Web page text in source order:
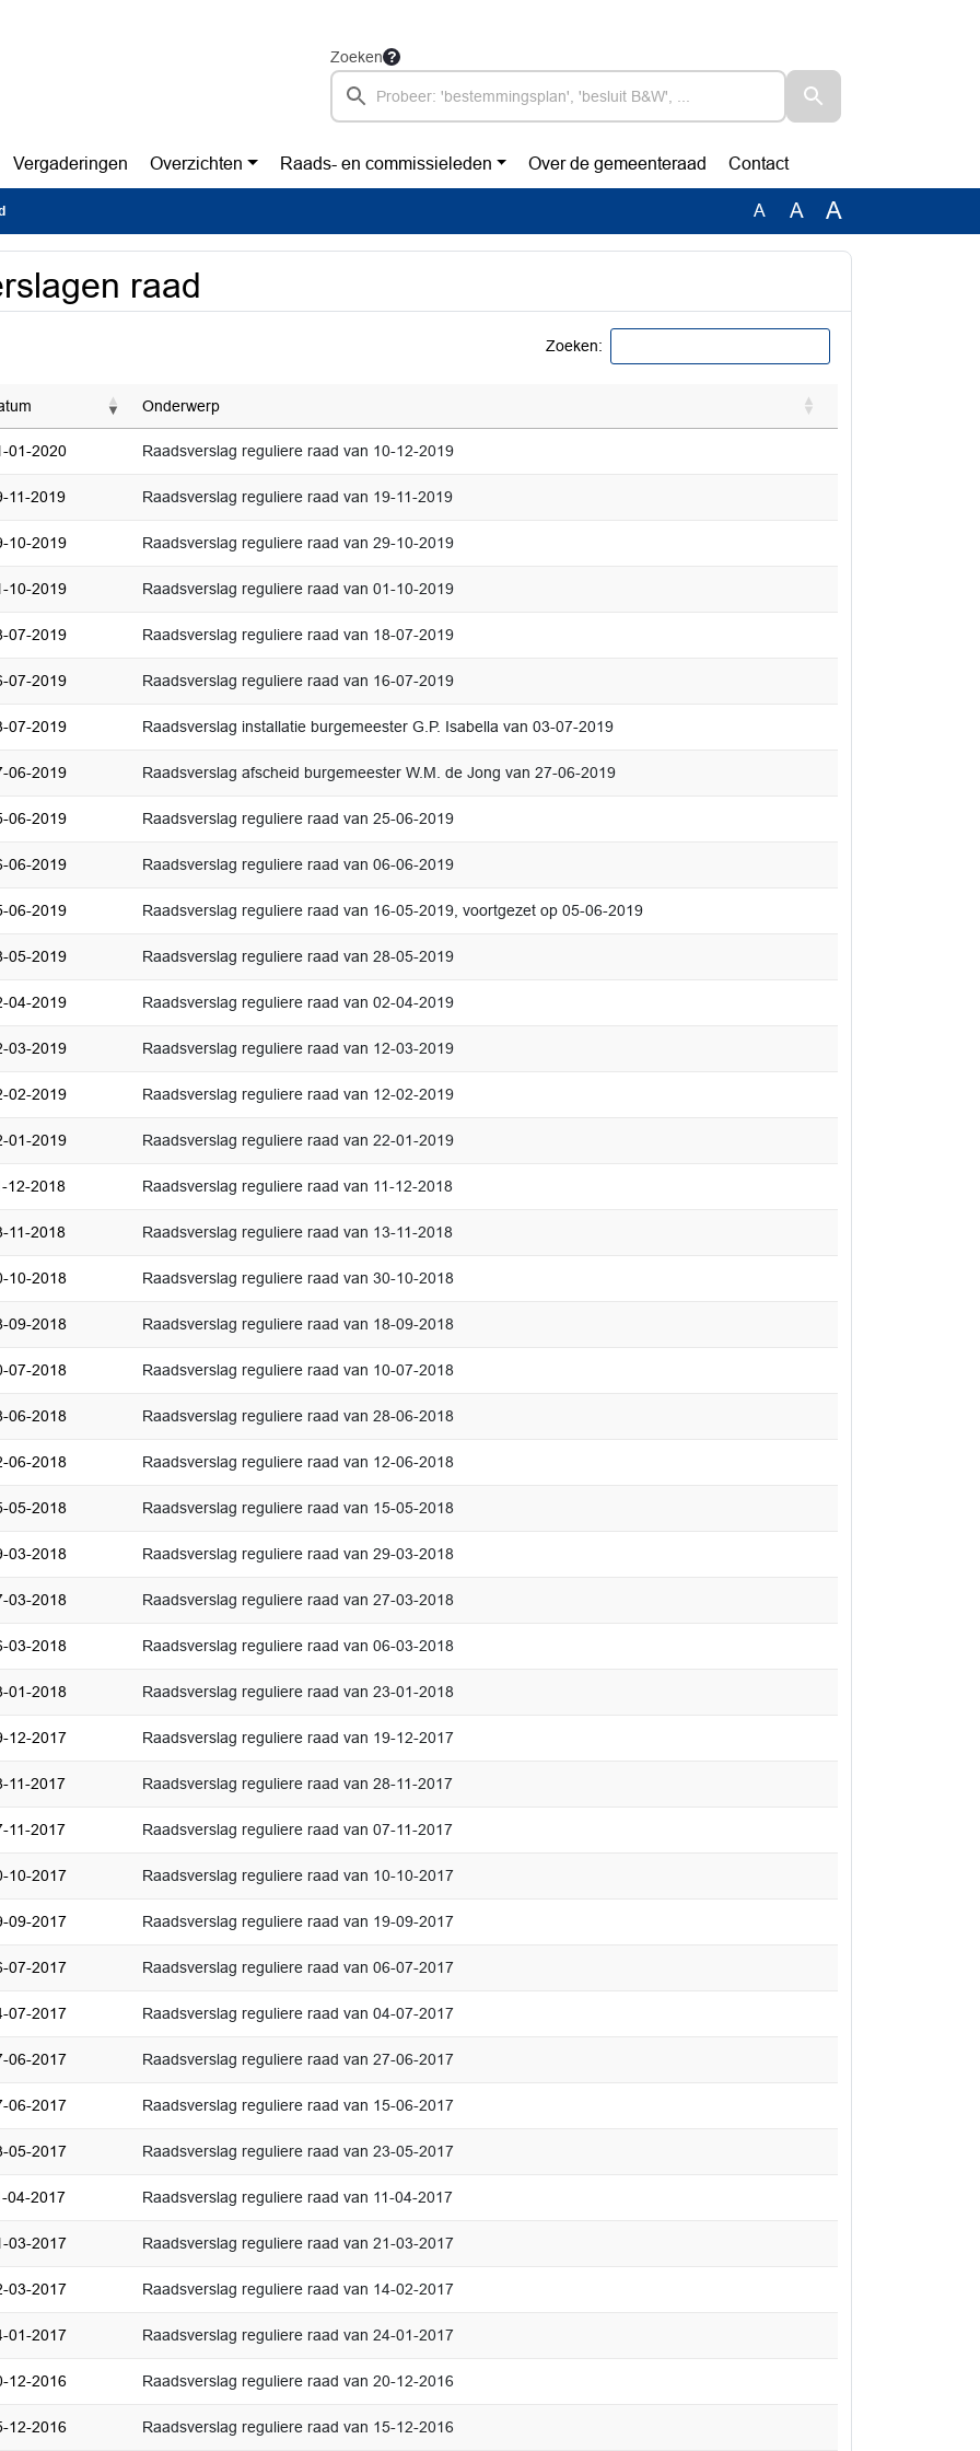
Zoeken
Vergaderingen Overzichten Raads- en commissieleden Over de gemeenteraad Contact
A A A
raad
Zoeken:
Onderwerp
01-2020 Raadsverslag reguliere raad van 10-12-2019
11-2019 Raadsverslag reguliere raad van 19-11-2019
10-2019 Raadsverslag reguliere raad van 29-10-2019
10-2019 Raadsverslag reguliere raad van 01-10-2019
07-2019 Raadsverslag reguliere raad van 18-07-2019
07-2019 Raadsverslag reguliere raad van 16-07-2019
07-2019 Raadsverslag installatie burgemeester G.P. Isabella van 03-07-2019
06-2019 Raadsverslag afscheid burgemeester W.M. de Jong van 27-06-2019
06-2019 Raadsverslag reguliere raad van 25-06-2019
06-2019 Raadsverslag reguliere raad van 06-06-2019
06-2019 Raadsverslag reguliere raad van 16-05-2019, voortgezet op 05-06-2019
05-2019 Raadsverslag reguliere raad van 28-05-2019
04-2019 Raadsverslag reguliere raad van 02-04-2019
03-2019 Raadsverslag reguliere raad van 12-03-2019
02-2019 Raadsverslag reguliere raad van 12-02-2019
01-2019 Raadsverslag reguliere raad van 22-01-2019
12-2018 Raadsverslag reguliere raad van 11-12-2018
11-2018 Raadsverslag reguliere raad van 13-11-2018
10-2018 Raadsverslag reguliere raad van 30-10-2018
09-2018 Raadsverslag reguliere raad van 18-09-2018
07-2018 Raadsverslag reguliere raad van 10-07-2018
06-2018 Raadsverslag reguliere raad van 28-06-2018
06-2018 Raadsverslag reguliere raad van 12-06-2018
05-2018 Raadsverslag reguliere raad van 15-05-2018
03-2018 Raadsverslag reguliere raad van 29-03-2018
03-2018 Raadsverslag reguliere raad van 27-03-2018
03-2018 Raadsverslag reguliere raad van 06-03-2018
01-2018 Raadsverslag reguliere raad van 23-01-2018
12-2017 Raadsverslag reguliere raad van 19-12-2017
11-2017 Raadsverslag reguliere raad van 28-11-2017
11-2017 Raadsverslag reguliere raad van 07-11-2017
10-2017 Raadsverslag reguliere raad van 10-10-2017
09-2017 Raadsverslag reguliere raad van 19-09-2017
07-2017 Raadsverslag reguliere raad van 06-07-2017
07-2017 Raadsverslag reguliere raad van 04-07-2017
06-2017 Raadsverslag reguliere raad van 27-06-2017
06-2017 Raadsverslag reguliere raad van 15-06-2017
05-2017 Raadsverslag reguliere raad van 23-05-2017
04-2017 Raadsverslag reguliere raad van 11-04-2017
03-2017 Raadsverslag reguliere raad van 21-03-2017
03-2017 Raadsverslag reguliere raad van 14-02-2017
01-2017 Raadsverslag reguliere raad van 24-01-2017
12-2016 Raadsverslag reguliere raad van 20-12-2016
12-2016 Raadsverslag reguliere raad van 15-12-2016